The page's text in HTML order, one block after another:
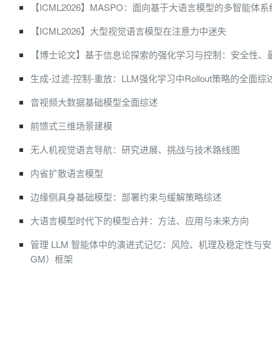
【ICML2026】MASPO：面向基于大语言模型的多智能体
【ICML2026】大型视觉语言模型在注意力中迷失
【博士论文】基于信息论探索的强化学习与控制：安全性
生成-过滤-控制-重放：LLM强化学习中Rollout策略的全面综
音视频大数据基础模型全面综述
前馈式三维场景建模
无人机视觉语言导航：研究进展、挑战与技术路线图
内省扩散语言模型
边缘侧具身基础模型：部署约束与缓解策略综述
大语言模型时代下的模型合并：方法、应用与未来方向
管理 LLM 智能体中的演进式记忆：风险、机理及稳定性与
GM）框架